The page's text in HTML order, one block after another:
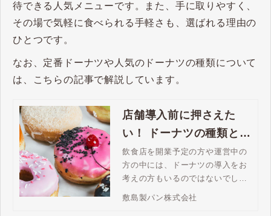
待できる人気メニューです。また、手に取りやすく、
その場で気軽に食べられる手軽さも、選ばれる理由の
ひとつです。
なお、定番ドーナツや人気のドーナツの種類について
は、こちらの記事で解説しています。
店舗導入前に押さえた
い！ ドーナツの種類と冷
凍ドーナツ生地活用のメ
リット
飲食店を開業予定の方や運営中の
方の中には、ドーナツの導入をお
考えの方もいるのではないでしょ
うか。今回は、ドーナツの基本的
敷島製パン株式会社